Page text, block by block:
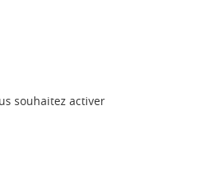
souhaitez activer